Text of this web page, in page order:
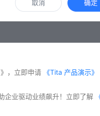
，立即申请 《Tita 产品演示》
企业驱动业绩飙升！立即了解